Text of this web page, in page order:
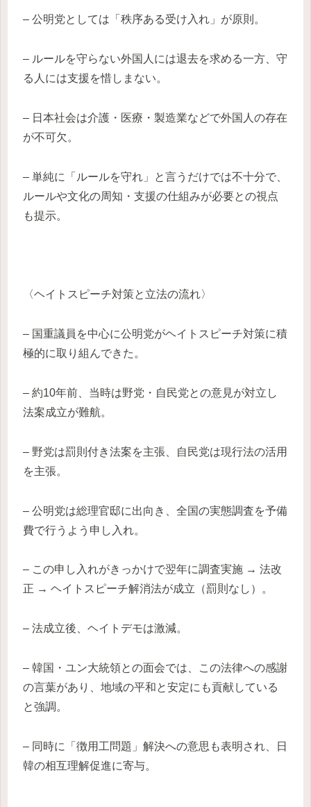
– 公明党としては「秩序ある受け入れ」が原則。
– ルールを守らない外国人には退去を求める一方、守
る人には支援を惜しまない。
– 日本社会は介護・医療・製造業などで外国人の存在
が不可欠。
– 単純に「ルールを守れ」と言うだけでは不十分で、
ルールや文化の周知・支援の仕組みが必要との視点
も提示。
〈ヘイトスピーチ対策と立法の流れ〉
– 国重議員を中心に公明党がヘイトスピーチ対策に積
極的に取り組んできた。
– 約10年前、当時は野党・自民党との意見が対立し
法案成立が難航。
– 野党は罰則付き法案を主張、自民党は現行法の活用
を主張。
– 公明党は総理官邸に出向き、全国の実態調査を予備
費で行うよう申し入れ。
– この申し入れがきっかけで翌年に調査実施 → 法改
正 → ヘイトスピーチ解消法が成立（罰則なし）。
– 法成立後、ヘイトデモは激減。
– 韓国・ユン大統領との面会では、この法律への感謝
の言葉があり、地域の平和と安定にも貢献している
と強調。
– 同時に「徴用工問題」解決への意思も表明され、日
韓の相互理解促進に寄与。